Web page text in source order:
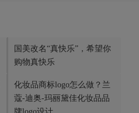
国美改名“真快乐”，希望你
购物真快乐
化妆品商标logo怎么做？兰
蔻-迪奥-玛丽黛佳化妆品品